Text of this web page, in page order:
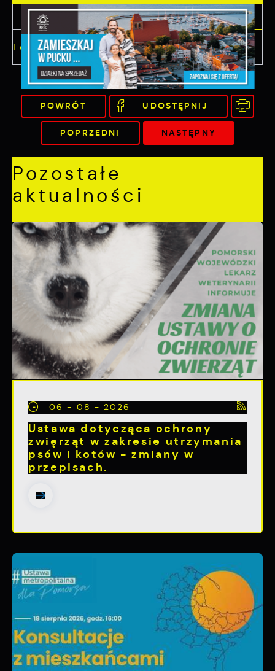
ulotka
Format: PDF, 664.93
KB
POBIERZ
POWRÓT UDOSTĘPNIJ
POPRZEDNI NASTĘPNY
Pozostałe
aktualności
06 - 08 - 2026
Ustawa dotycząca ochrony
zwięrząt w zakresie utrzymania
psów i kotów - zmiany w
przepisach.